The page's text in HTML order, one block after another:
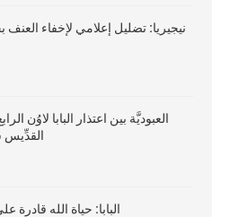
نيجيريا: تضليل إعلامي لإخفاء
العبوديَّة بين اعتذار البابا لاوُن
القدِّيس
البابا: حياة الله قادرة